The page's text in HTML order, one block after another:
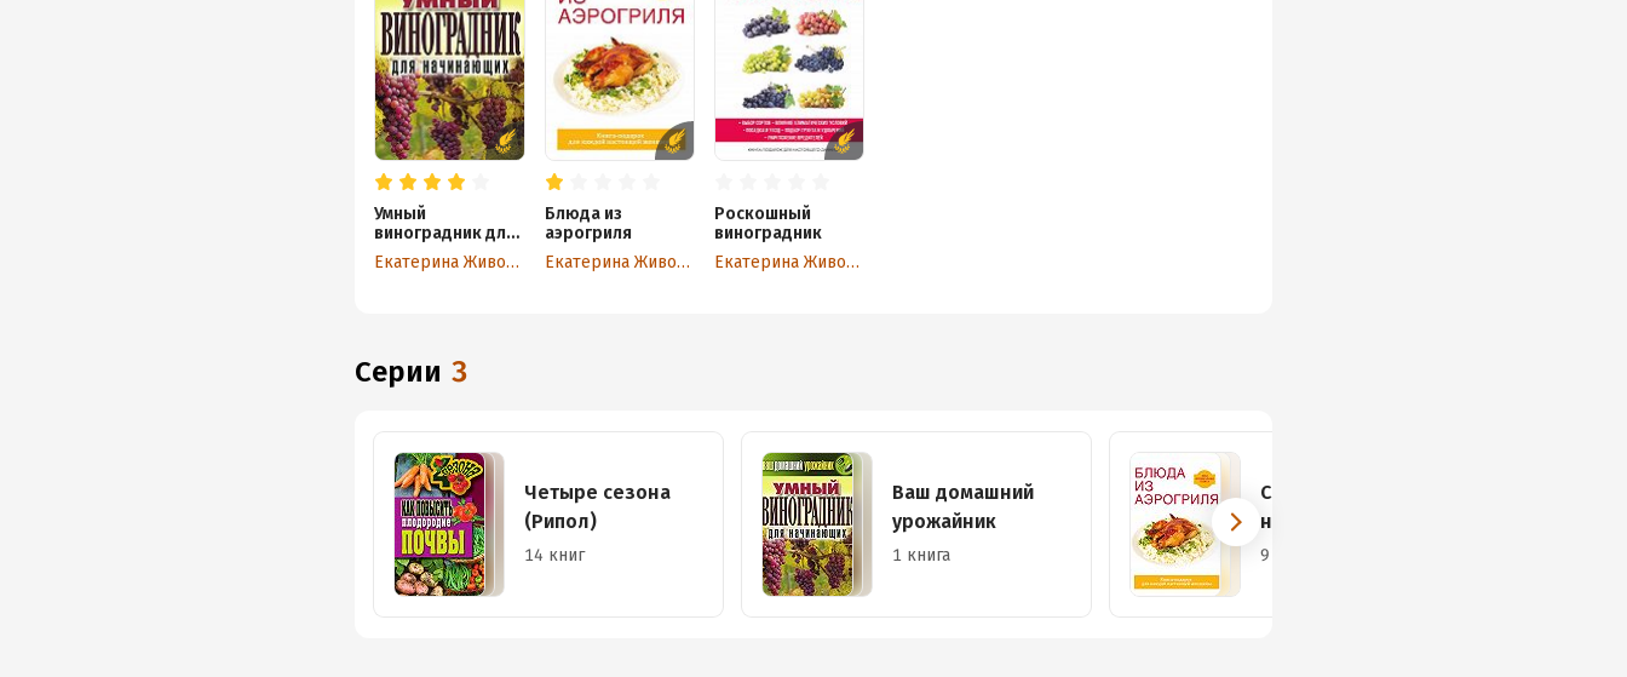
Умный
виноградник для
начинающих
Екатерина Животовская
Блюда из
аэрогриля
Екатерина Животовская
Роскошный
виноградник
Екатерина Животовская
Серии 3
Четыре сезона
(Рипол)
14 книг
Ваш домашний
урожайник
1 книга
Слишком полезно
не бывает!
9 книг